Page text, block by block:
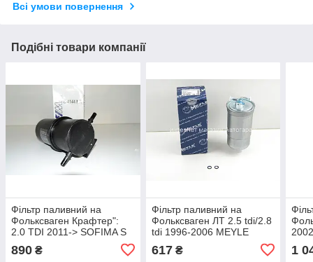
Всі умови повернення
Подібні товари компанії
Фільтр паливний на
Фольксваген Крафтер":
2.0 TDI 2011-> SOFIMA S
890 ₴
Фільтр паливний на
Фольксваген ЛТ 2.5 tdi/2.8
tdi 1996-2006 MEYLE
(Німеччина) 1001270007
617₴ 1